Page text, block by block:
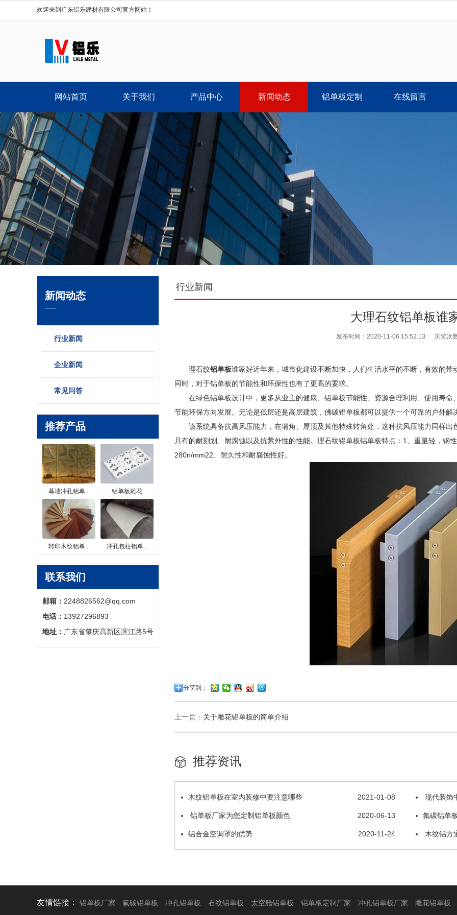
欢迎来到广东铝乐建材有限公司官方网站！
网站首页 关于我们 产品中心 新闻动态 铝单板定制 在线留言
新闻动态
行业新闻
企业新闻
常见问答
推荐产品
幕墙冲孔铝单... 铝单板雕花
转印木纹铝单... 冲孔包柱铝单...
联系我们
邮箱： 2248826562@qq.com
电话： 13927296893
地址： 广东省肇庆高新区滨江路5号
行业新闻
大理石纹铝单板谁
发布时间：2020-11-06 15:52:13 浏览次
理石纹铝单板谁家好近年来，城市化建设不断加快，人们生活水平的不断，有效的
同时，对于铝单板的节能性和环保性也有了更高的要求。
在绿色铝单板设计中，更多从业主的健康、铝单板节能性、资源合理利用、使用寿命
节能环保方向发展。无论是低层还是高层建筑，佛碳铝单板都可以提供一个可靠的户外解
该系统具备抗高风压能力，在墙角、屋顶及其他特殊转角处，这种抗风压能力同样出
具有的耐刻划、耐腐蚀以及抗紫外性的性能。理石纹铝单板铝单板特点：1、重量轻，钢
280n/mm22、耐久性和耐腐蚀性好。
分享到：
上一页： 关于雕花铝单板的简单介绍
推荐资讯
2021-01-08
木纹铝单板在室内装修中要注意哪些 现代装饰
2020-06-13
铝单板厂家为您定制铝单板颜色 氟碳铝单
2020-11-24
铝合金空调罩的优势 木纹铝方
友情链接： 铝单板厂家 氟碳铝单板 冲孔铝单板 石纹铝单板 太空舱铝单板 铝单板定制厂家 冲孔铝单板厂家 雕花铝单板